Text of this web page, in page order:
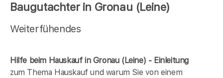
Baugutachter in Gronau (Leine)
Weiterfühendes
Hilfe beim Hauskauf in Gronau (Leine) - Einleitung
zum Thema Hauskauf und warum Sie von einem